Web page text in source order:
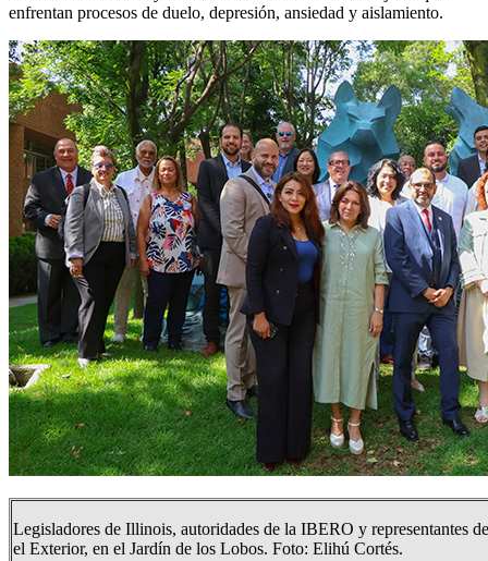
enfrentan procesos de duelo, depresión, ansiedad y aislamiento.
Legisladores de Illinois, autoridades de la IBERO y representantes
el Exterior, en el Jardín de los Lobos. Foto: Elihú Cortés.